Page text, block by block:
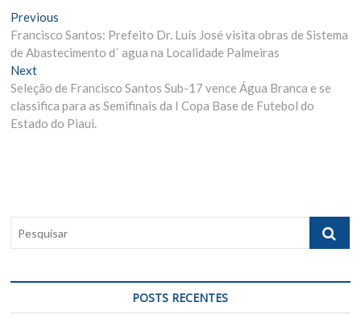
N
a
v
e
g
o
d
e
P
Previous
r
e
i
o
u
:
Francisco Santos: Prefeito Dr. Luís José visita obras de Sistema
de Abastecimento d´ agua na Localidade Palmeiras
Next
e
x
t
Seleção de Francisco Santos Sub-17 vence Água Branca e se
classifica para as Semifinais da I Copa Base de Futebol do
Estado do Piaui.
q
i
POSTS RECENTES